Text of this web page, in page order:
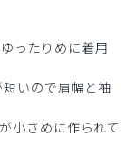
ったりめに着用
いので肩幅と袖
小さめに作られて